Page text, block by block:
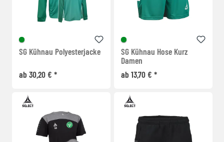
SG Kühnau Polyesterjacke
ab 30,20 € *
SG Kühnau Hose Kurz
Damen
ab 13,70 € *